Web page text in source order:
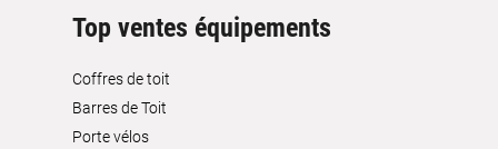
Top ventes équipements
Coffres de toit
Barres de Toit
Porte vélos